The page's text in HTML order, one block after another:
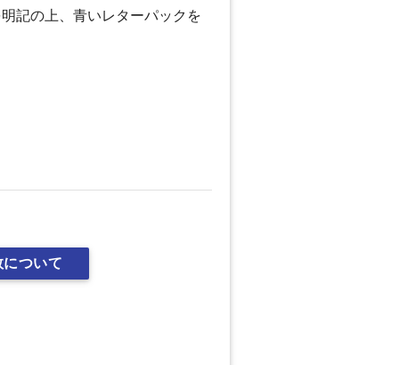
記の上、青いレターパックを
ついて